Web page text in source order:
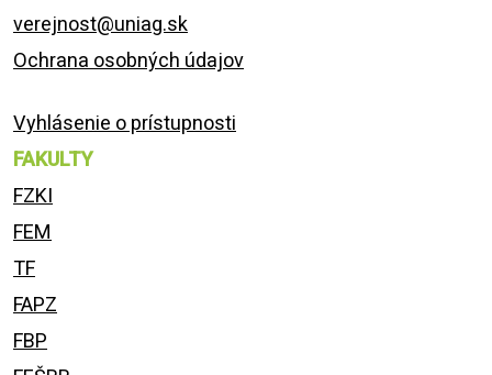
verejnost@uniag.sk
Ochrana osobných údajov
Vyhlásenie o prístupnosti
FAKULTY
FZKI
FEM
TF
FAPZ
FBP